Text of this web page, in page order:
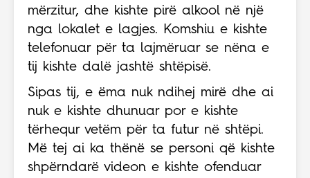
mërzitur, dhe kishte pirë alkool në një
nga lokalet e lagjes. Komshiu e kishte
telefonuar për ta lajmëruar se nëna e
tij kishte dalë jashtë shtëpisë.
Sipas tij, e ëma nuk ndihej mirë dhe ai
nuk e kishte dhunuar por e kishte
tërhequr vetëm për ta futur në shtëpi.
Më tej ai ka thënë se personi që kishte
shpërndarë videon e kishte ofenduar